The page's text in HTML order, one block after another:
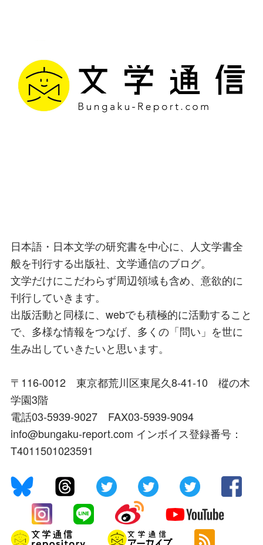
日本語・日本文学の研究書を中心に、人文学書全
般を刊行する出版社、文学通信のブログ。
文学だけにこだわらず周辺領域も含め、意欲的に
刊行していきます。
出版活動と同様に、webでも積極的に活動すること
で、多様な情報をつなげ、多くの「問い」を世に
生み出していきたいと思います。
〒116-0012 東京都荒川区東尾久8-41-10 樅の木
学園3階
電話03-5939-9027 FAX03-5939-9094
info@bungaku-report.com インボイス登録番号：
T4011501023591